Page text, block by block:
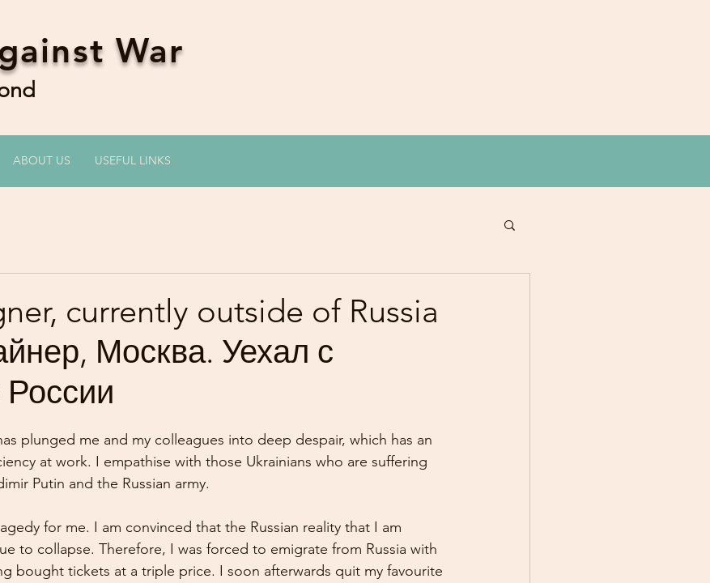
War
ABOUT US USEFUL LINKS
currently outside of Russia
Москва. Уехал с
plunged me and my colleagues into deep despair, which has an
at work. I empathise with those Ukrainians who are suffering
Putin and the Russian army.
for me. I am convinced that the Russian reality that I am
to collapse. Therefore, I was forced to emigrate from Russia with
bought tickets at a triple price. I soon afterwards quit my favourite